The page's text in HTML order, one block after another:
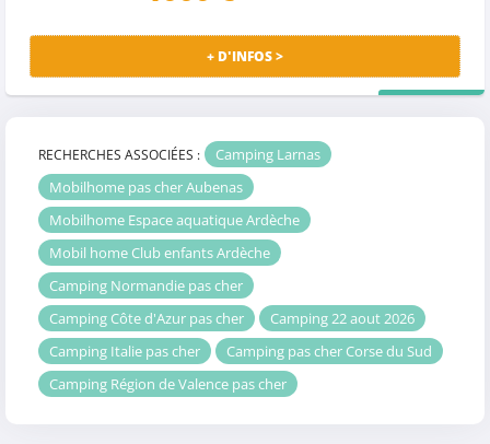
+ D'INFOS >
RECHERCHES ASSOCIÉES :
Camping Larnas
Mobilhome pas cher Aubenas
Mobilhome Espace aquatique Ardèche
Mobil home Club enfants Ardèche
Camping Normandie pas cher
Camping Côte d'Azur pas cher
Camping 22 aout 2026
Camping Italie pas cher
Camping pas cher Corse du Sud
Camping Région de Valence pas cher